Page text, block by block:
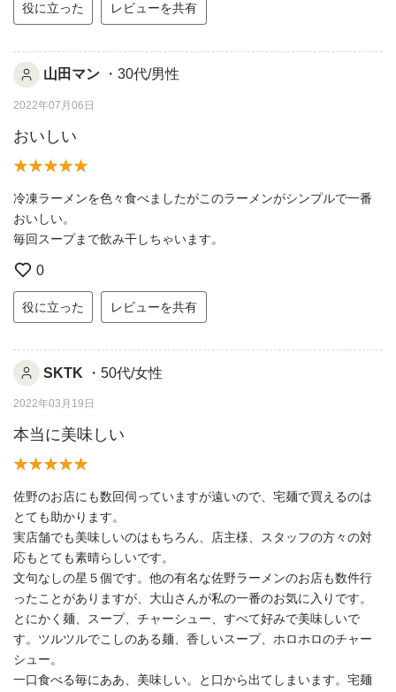
役に立った レビューを共有
山田マン ・30代/男性
2022年07月06日
おいしい
冷凍ラーメンを色々食べましたがこのラーメンがシンプルで一番
おいしい。
毎回スープまで飲み干しちゃいます。
0
役に立った レビューを共有
SKTK ・50代/女性
2022年03月19日
本当に美味しい
佐野のお店にも数回伺っていますが遠いので、宅麺で買えるのは
とても助かります。
実店舗でも美味しいのはもちろん、店主様、スタッフの方々の対
応もとても素晴らしいです。
文句なしの星５個です。他の有名な佐野ラーメンのお店も数件行
ったことがありますが、大山さんが私の一番のお気に入りです。
とにかく麺、スープ、チャーシュー、すべて好みで美味しいで
す。ツルツルでこしのある麺、香しいスープ、ホロホロのチャー
シュー。
一口食べる毎にああ、美味しい。と口から出てしまいます。宅麺